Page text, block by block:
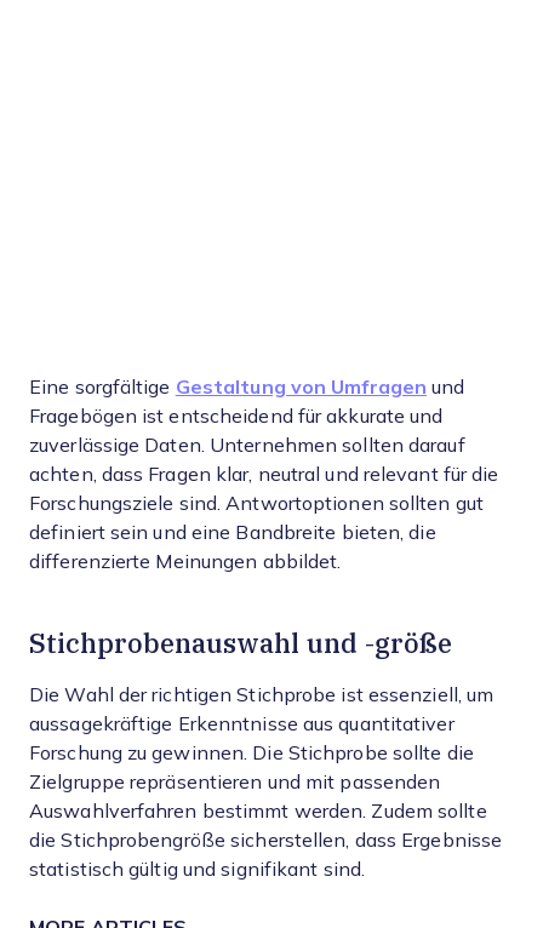
Eine sorgfältige Gestaltung von Umfragen und
Fragebögen ist entscheidend für akkurate und
zuverlässige Daten. Unternehmen sollten darauf
achten, dass Fragen klar, neutral und relevant für die
Forschungsziele sind. Antwortoptionen sollten gut
definiert sein und eine Bandbreite bieten, die
differenzierte Meinungen abbildet.
Stichprobenauswahl und -größe
Die Wahl der richtigen Stichprobe ist essenziell, um
aussagekräftige Erkenntnisse aus quantitativer
Forschung zu gewinnen. Die Stichprobe sollte die
Zielgruppe repräsentieren und mit passenden
Auswahlverfahren bestimmt werden. Zudem sollte
die Stichprobengröße sicherstellen, dass Ergebnisse
statistisch gültig und signifikant sind.